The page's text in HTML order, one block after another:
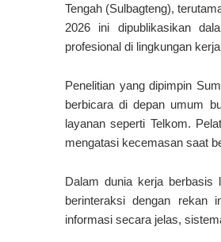
Tengah (Sulbagteng),
2026 ini dipublikasikan
profesional di lingkungan
Penelitian yang dipimpin
berbicara di depan umum
layanan seperti Telkom.
mengatasi kecemasan saat
Dalam dunia kerja berbasis
berinteraksi dengan rekan
informasi secara jelas,